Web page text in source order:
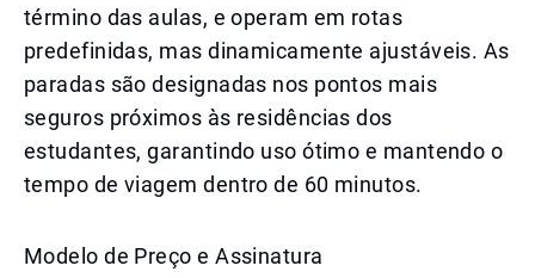
término das aulas, e operam em rotas
predefinidas, mas dinamicamente ajustáveis. As
paradas são designadas nos pontos mais
seguros próximos às residências dos
estudantes, garantindo uso ótimo e mantendo o
tempo de viagem dentro de 60 minutos.
Modelo de Preço e Assinatura